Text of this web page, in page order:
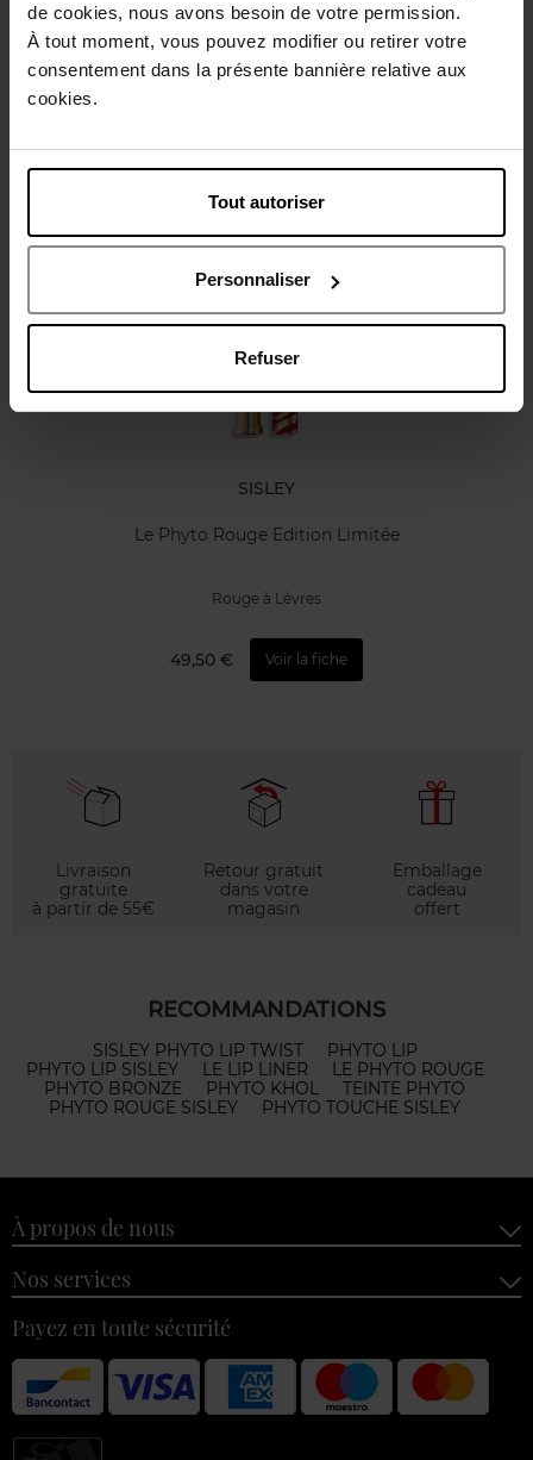
de cookies, nous avons besoin de votre permission.
À tout moment, vous pouvez modifier ou retirer votre
consentement dans la présente bannière relative aux
cookies.
Tout autoriser
Personnaliser
Refuser
Conseil d'utilisation
Caractéristiques
SISLEY
Le Phyto Rouge Edition Limitée
Rouge à Lèvres
49,50 € Voir la fiche
Livraison
gratuite
à partir de 55€
Retour gratuit
dans votre
magasin
Emballage
cadeau
offert
RECOMMANDATIONS
SISLEY PHYTO LIP TWIST
PHYTO LIP
PHYTO LIP SISLEY
LE LIP LINER
LE PHYTO ROUGE
PHYTO BRONZE
PHYTO KHOL
TEINTE PHYTO
PHYTO ROUGE SISLEY
PHYTO TOUCHE SISLEY
À propos de nous
Nos services
Payez en toute sécurité